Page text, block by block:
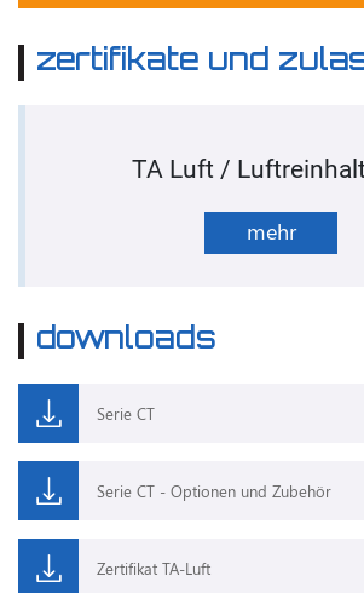
zertifikate und
TA Luft /
mehr
downloads
Serie CT
Serie CT - Optionen und Zubehör
Zertifikat TA-Luft